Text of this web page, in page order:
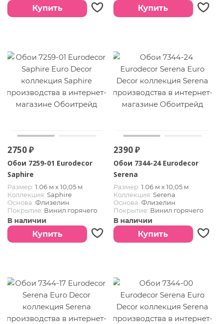
Купить Купить
2750 ₽
Обои 7259-01 Eurodecor
Saphire
Размер: 1.06 м х 10,05 м
Коллекция: Saphire
Основа: Флизелин
Покрытие: Винил горячего
тиснения
В наличии
Купить
2390 ₽
Обои 7344-24 Eurodecor
Serena
Размер: 1.06 м х 10,05 м
Коллекция: Serena
Основа: Флизелин
Покрытие: Винил горячего
тиснения
В наличии
Купить